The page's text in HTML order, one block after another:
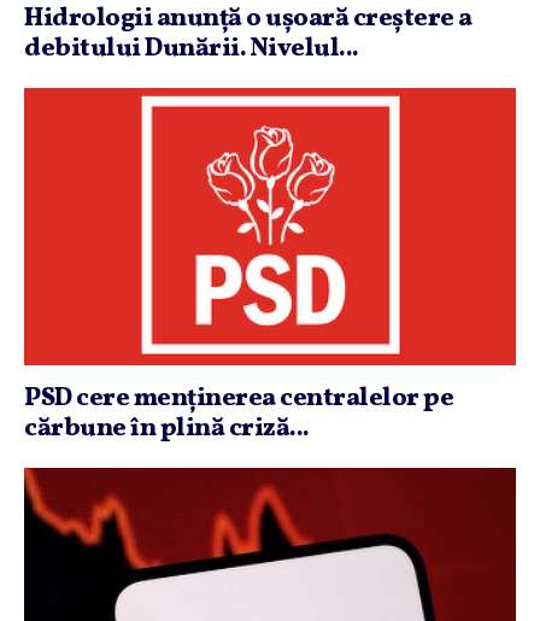
Hidrologii anunţă o uşoară creştere a
debitului Dunării. Nivelul...
PSD cere menţinerea centralelor pe
cărbune în plină criză...